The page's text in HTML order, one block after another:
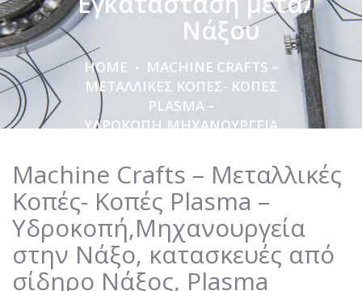
Νάξου
HOME
MACHINE CRAFTS –
ΜΕΤΑΛΛΙΚΈΣ ΚΟΠΈΣ- ΚΟΠΈΣ
PLASMA –
ΥΔΡΟΚΟΠΉ,ΜΗΧΑΝΟΥΡΓΕΊΑ
ΣΊΔΗΡΟ ΝΆΞΟΣ, PLASMA ΝΆΞΟΣ,
ΥΔΡΟΚΟΠΉ ΝΆΞΟΣ,
ΗΛΕΚΤΡΟΣΤΑΤΙΚΉ ΒΑΦΉ ΝΆΞΟΣ,
ΤΟΠΟΘΈΤΗΣΗ – ΕΓΚΑΤΆΣΤΑΣΗ
ΜΕΤΆΛΛΩΝ ΝΆΞΟΥ
Machine Crafts – Μεταλλικές
Κοπές- Κοπές Plasma –
Υδροκοπή,Μηχανουργεία
στην Νάξο, κατασκευές από
σίδηρο Νάξος, Plasma